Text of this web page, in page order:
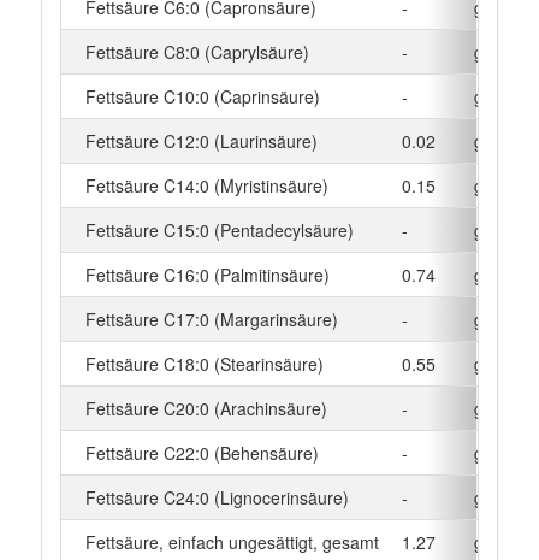
Fettsäure C6:0 (Capronsäure)
-
g
Fettsäure C8:0 (Caprylsäure)
-
g
Fettsäure C10:0 (Caprinsäure)
-
g
Fettsäure C12:0 (Laurinsäure)
0.02
g
Fettsäure C14:0 (Myristinsäure)
0.15
g
Fettsäure C15:0 (Pentadecylsäure)
-
g
Fettsäure C16:0 (Palmitinsäure)
0.74
g
Fettsäure C17:0 (Margarinsäure)
-
g
Fettsäure C18:0 (Stearinsäure)
0.55
g
Fettsäure C20:0 (Arachinsäure)
-
g
Fettsäure C22:0 (Behensäure)
-
g
Fettsäure C24:0 (Lignocerinsäure)
-
g
Fettsäure, einfach ungesättigt, gesamt
1.27
g